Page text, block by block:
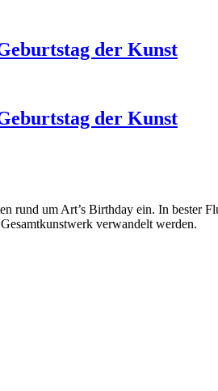
der Kunst
der Kunst
rund um Art’s Birthday ein. In bester
verwandelt werden.